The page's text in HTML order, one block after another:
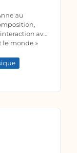
au
avec
le monde »